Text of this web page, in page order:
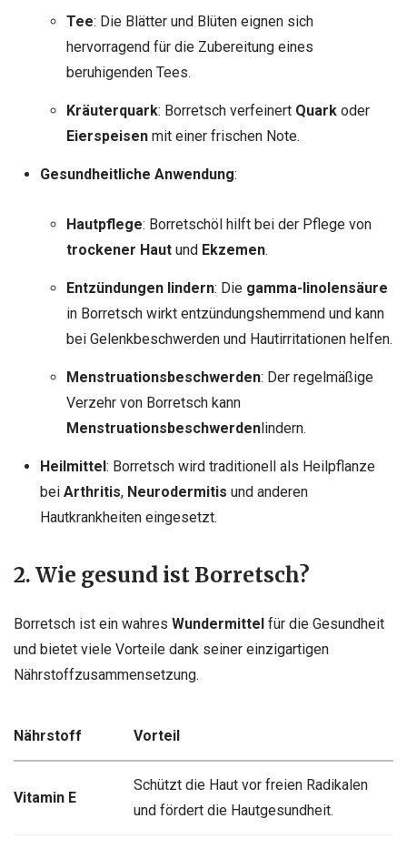
Tee: Die Blätter und Blüten eignen sich
hervorragend für die Zubereitung eines
beruhigenden Tees.
Kräuterquark: Borretsch verfeinert Quarkoder
Eierspeisenmit einer frischen Note.
Gesundheitliche Anwendung:
Hautpflege: Borretschöl hilft bei der Pflege von
trockener Hautund Ekzemen.
Entzündungen lindern: Die gamma-linolensäure
in Borretsch wirkt entzündungshemmend und kann
bei Gelenkbeschwerden und Hautirritationen helfen.
Menstruationsbeschwerden: Der regelmäßige
Verzehr von Borretsch kann
Menstruationsbeschwerdenlindern.
Heilmittel: Borretsch wird traditionell als Heilpflanze
bei Arthritis, Neurodermitis und anderen
Hautkrankheiten eingesetzt.
2. Wie gesund ist Borretsch?
Borretsch ist ein wahres Wundermittel für die Gesundheit
und bietet viele Vorteile dank seiner einzigartigen
Nährstoffzusammensetzung.
Nährstoff Vorteil
Vitamin E
Schützt die Haut vor freien Radikalen
und fördert die Hautgesundheit.